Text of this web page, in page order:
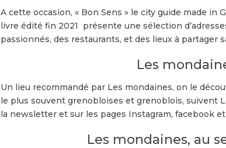
A cette occasion, « Bon Sens » le city guide made
livre édité fin 2021 présente une sélection
passionnés, des restaurants, et des lieux à partager
Les
Un lieu recommandé par Les mondaines, on le
le plus souvent grenobloises et grenoblois, suivent
la newsletter et sur les pages Instagram, facebook
Les mondaines, au